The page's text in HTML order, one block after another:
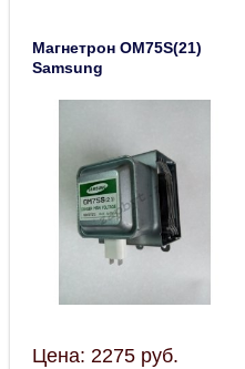
Магнетрон ОМ75S(21)
Samsung
Цена:2275 руб.